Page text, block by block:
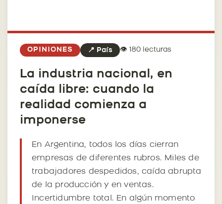
OPINIONES 📍 País 👁️ 180 lecturas
La industria nacional, en
caída libre: cuando la
realidad comienza a
imponerse
En Argentina, todos los días cierran
empresas de diferentes rubros. Miles de
trabajadores despedidos, caída abrupta
de la producción y en ventas.
Incertidumbre total. En algún momento